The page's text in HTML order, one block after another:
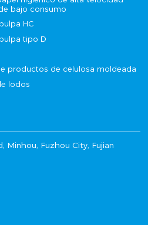
bajo consumo
HC
tipo D
productos de celulosa moldeada
lodos
Minhou, Fuzhou City, Fujian